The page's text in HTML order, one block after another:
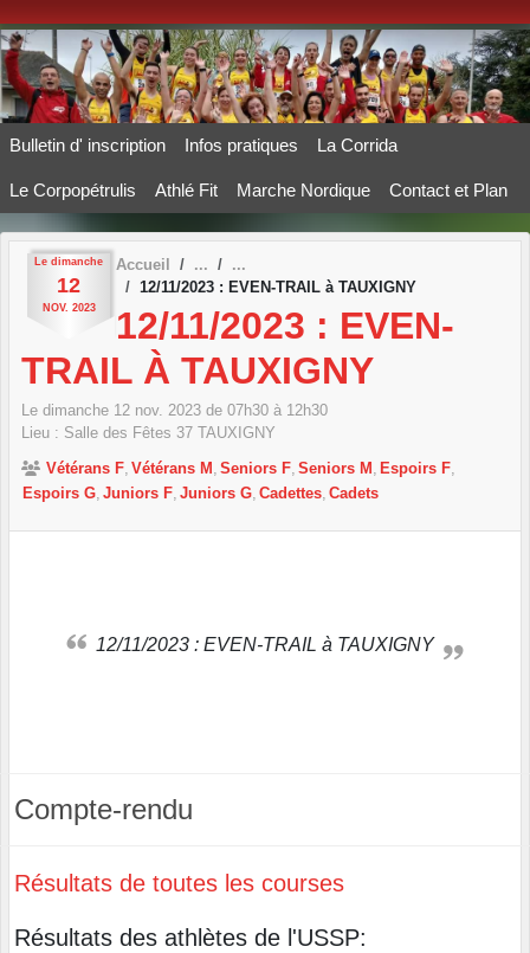
Bulletin d' inscription Infos pratiques La Corrida
Le Corpopétrulis Athlé Fit Marche Nordique Contact et Plan
Le dimanche
12
NOV. 2023
Accueil
12/11/2023 : EVEN-TRAIL à TAUXIGNY
12/11/2023 : EVEN-
TRAIL À TAUXIGNY
Le dimanche 12 nov. 2023 de 07h30 à 12h30
Lieu : Salle des Fêtes 37 TAUXIGNY
Vétérans F Vétérans M Seniors F Seniors M
Espoirs F
Espoirs G Juniors F Juniors G Cadettes Cadets
12/11/2023 : EVEN-TRAIL à TAUXIGNY
Compte-rendu
Résultats de toutes les courses
Résultats des athlètes de l'USSP: